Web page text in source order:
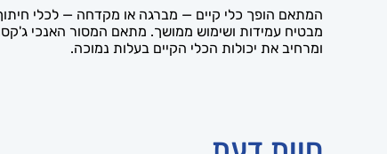
המתאם הופך כלי קיים — מברגה או מקדחה — לכלי
מבטיח עמידות ושימוש ממושך. מתאם המסור האנכי
ומרחיב את יכולות הכלי הקיים בעלות נמוכה.